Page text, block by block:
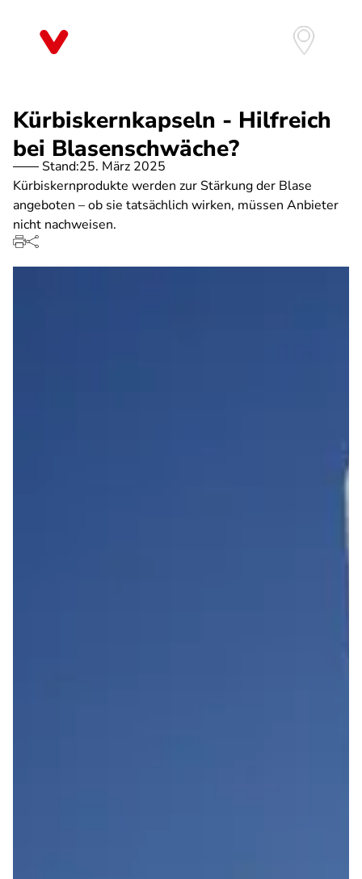
Kürbiskernkapseln - Hilfreich
bei Blasenschwäche?
Stand:25. März 2025
Kürbiskernprodukte werden zur Stärkung der Blase
angeboten – ob sie tatsächlich wirken, müssen Anbieter
nicht nachweisen.